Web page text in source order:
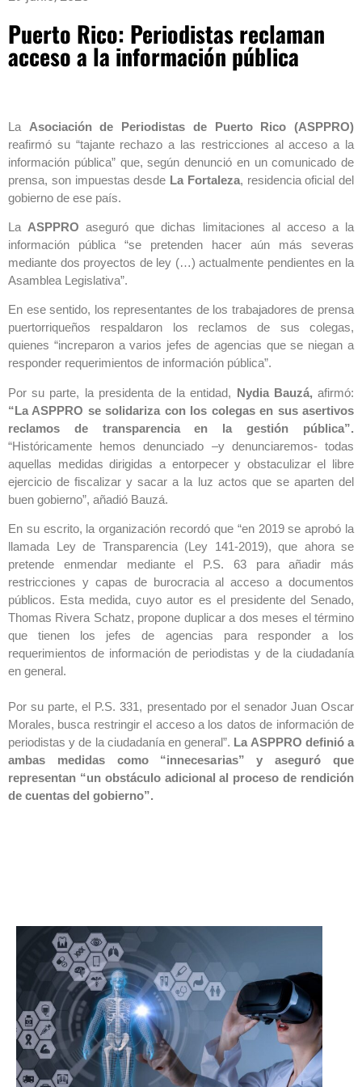
Puerto Rico: Periodistas reclaman
acceso a la información pública
La Asociación de Periodistas de Puerto Rico (ASPPRO)
reafirmó su “tajante rechazo a las restricciones al acceso a la
información pública” que, según denunció en un comunicado de
prensa, son impuestas desde La Fortaleza, residencia oficial del
gobierno de ese país.
La ASPPRO aseguró que dichas limitaciones al acceso a la
información pública “se pretenden hacer aún más severas
mediante dos proyectos de ley (…) actualmente pendientes en la
Asamblea Legislativa”.
En ese sentido, los representantes de los trabajadores de prensa
puertorriqueños respaldaron los reclamos de sus colegas,
quienes “increparon a varios jefes de agencias que se niegan a
responder requerimientos de información pública”.
Por su parte, la presidenta de la entidad, Nydia Bauzá, afirmó:
“La ASPPRO se solidariza con los colegas en sus asertivos
reclamos de transparencia en la gestión pública”.
“Históricamente hemos denunciado –y denunciaremos- todas
aquellas medidas dirigidas a entorpecer y obstaculizar el libre
ejercicio de fiscalizar y sacar a la luz actos que se aparten del
buen gobierno”, añadió Bauzá.
En su escrito, la organización recordó que “en 2019 se aprobó la
llamada Ley de Transparencia (Ley 141-2019), que ahora se
pretende enmendar mediante el P.S. 63 para añadir más
restricciones y capas de burocracia al acceso a documentos
públicos. Esta medida, cuyo autor es el presidente del Senado,
Thomas Rivera Schatz, propone duplicar a dos meses el término
que tienen los jefes de agencias para responder a los
requerimientos de información de periodistas y de la ciudadanía
en general.
Por su parte, el P.S. 331, presentado por el senador Juan Oscar
Morales, busca restringir el acceso a los datos de información de
periodistas y de la ciudadanía en general”. La ASPPRO definió a
ambas medidas como “innecesarias” y aseguró que
representan “un obstáculo adicional al proceso de rendición
de cuentas del gobierno”.